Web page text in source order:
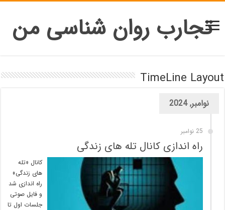
تجارب روان شناسی من
TimeLine Layout
نوامبر, 2024
25 نوامبر
راه اندازی کانال تله های زندگی
کانال «تله
های زندگی»
راه اندازی شد
و فایل صوتی
جلسات اول تا